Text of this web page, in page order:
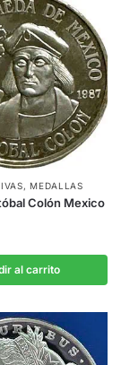
,MEDALLAS
Colón Mexico
al carrito